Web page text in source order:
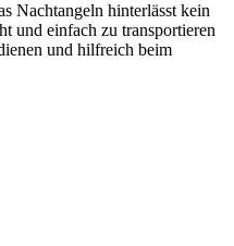
Nachtangeln hinterlässt kein
und einfach zu transportieren
und hilfreich beim